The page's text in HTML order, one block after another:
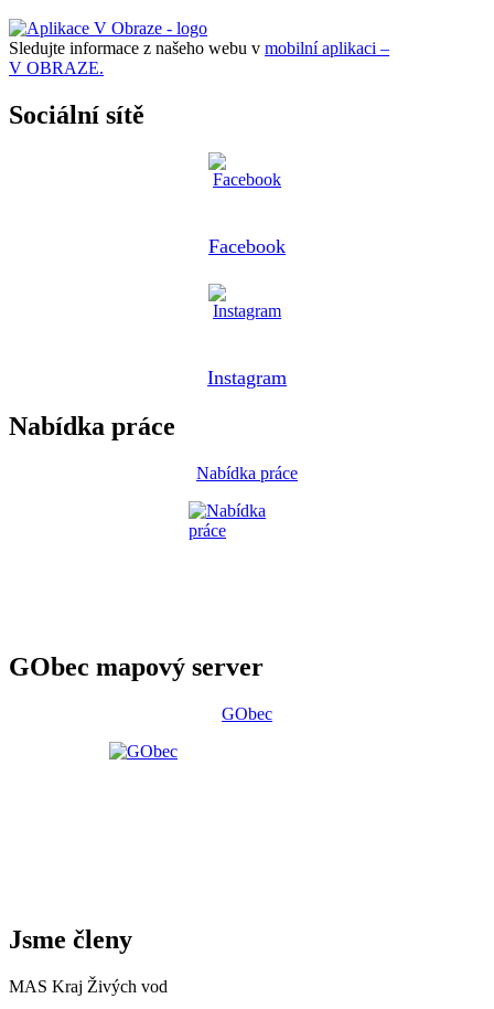
Sledujte informace z našeho webu v mobilní aplikaci –
V OBRAZE.
Sociální sítě
Facebook
Instagram
Nabídka práce
Nabídka práce
GObec mapový server
GObec
Jsme členy
MAS Kraj Živých vod